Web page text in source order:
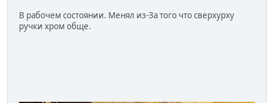
В рабочем состоянии. Менял из-За того что сверхурху
ручки хром обще.